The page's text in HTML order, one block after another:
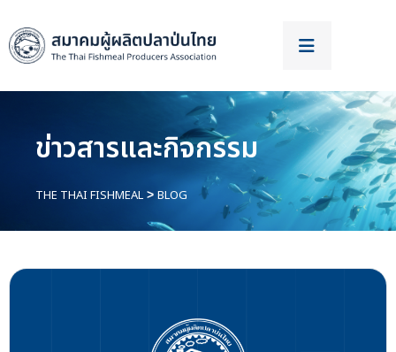
ข่าวสารและกิจกรรม
THE THAI FISHMEAL > BLOG